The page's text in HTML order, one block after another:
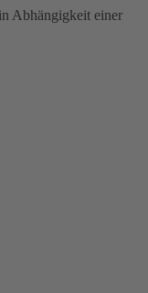
Abhängigkeit einer